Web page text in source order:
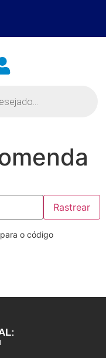
Rastrear
o código